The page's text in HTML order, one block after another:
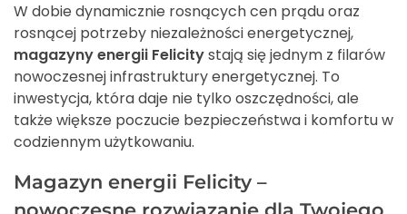
W dobie dynamicznie rosnących cen prądu oraz
rosnącej potrzeby niezależności energetycznej,
magazyny energii Felicitystają się jednym z filarów
nowoczesnej infrastruktury energetycznej. To
inwestycja, która daje nie tylko oszczędności, ale
także większe poczucie bezpieczeństwa i komfortu w
codziennym użytkowaniu.
Magazyn energii Felicity –